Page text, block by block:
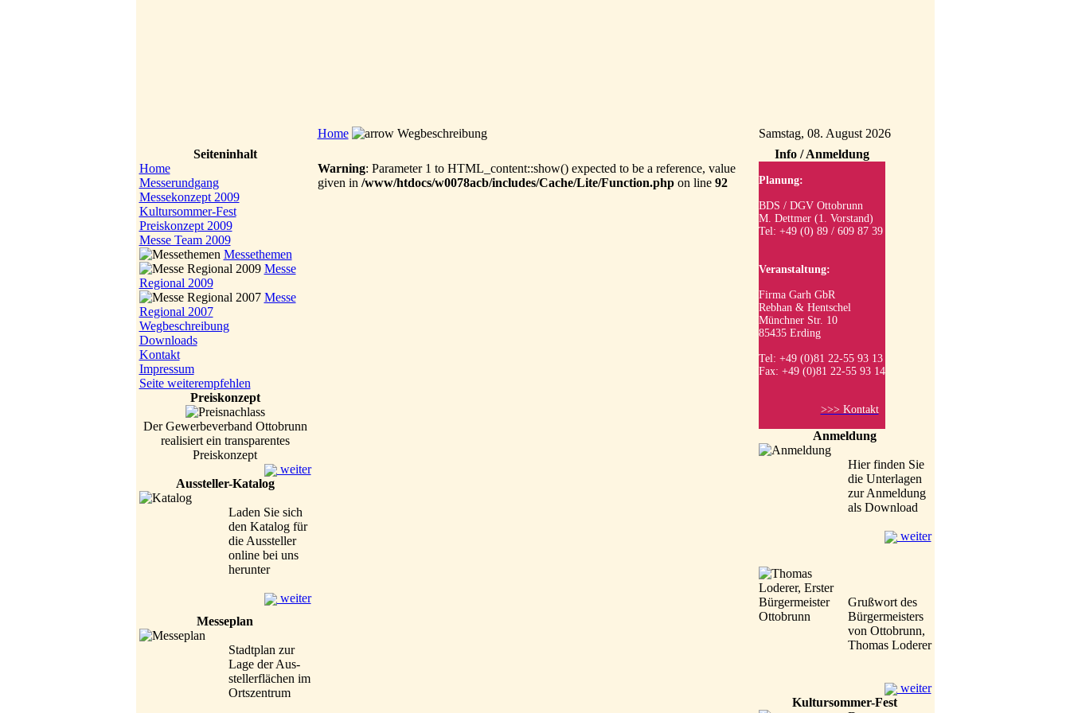
Home Wegbeschreibung
Samstag, 08. August 2026
Seiteninhalt
Home
Messerundgang
Messekonzept 2009
Kultursommer-Fest
Preiskonzept 2009
Messe Team 2009
Messethemen
Messe
Regional 2009
Messe
Regional 2007
Wegbeschreibung
Downloads
Kontakt
Impressum
Seite weiterempfehlen
Preiskonzept
Der Gewerbeverband Ottobrunn
realisiert ein transparentes
Preiskonzept
weiter
Aussteller-Katalog
Laden Sie sich
den Katalog für
die Aussteller
online bei uns
herunter
weiter
Messeplan
Stadtplan zur
Lage der Aus-
stellerflächen im
Ortszentrum
Warning: Parameter 1 to HTML_content::show() expected to be a reference, value
given in /www/htdocs/w0078acb/includes/Cache/Lite/Function.phpon line 92
Info / Anmeldung
Planung:
BDS / DGV Ottobrunn
M. Dettmer (1. Vorstand)
Tel: +49 (0) 89 / 609 87 39
Veranstaltung:
Firma Garh GbR
Rebhan & Hentschel
Münchner Str. 10
85435 Erding
Tel: +49 (0)81 22-55 93 13
Fax: +49 (0)81 22-55 93 14
>>> Kontakt
Anmeldung
Hier finden Sie
die Unterlagen
zur Anmeldung
als Download
weiter
Grußwort des
Bürgermeisters
von Ottobrunn,
Thomas Loderer
weiter
Kultursommer-Fest